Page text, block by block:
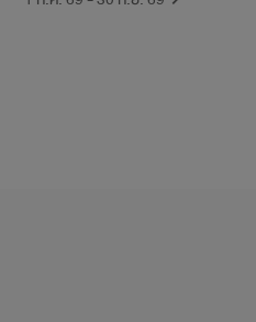
OUTLET บนแอปฯ UCHOOSE เท่านั้น